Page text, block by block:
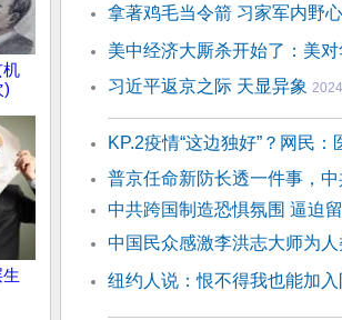
机
)
拿著鸡毛当令箭 习家军内野
美中经济大厮杀开始了：美
习近平返京之际 天显异象
KP.2疫情“这边独好”？网民
普京任命新防长透一件事，
中共跨国制造恐惧氛围 逼迫
中国民众感激李洪志大师为
纽约人说：恨不得我也能加入